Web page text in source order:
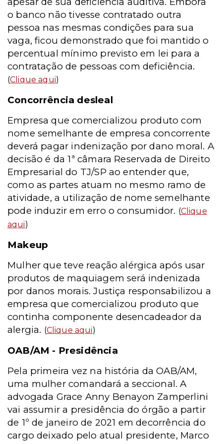
o banco não tivesse contratado outra
pessoa nas mesmas condições para sua
vaga, ficou demonstrado que foi mantido o
percentual mínimo previsto em lei para a
contratação de pessoas com deficiência.
(Clique aqui)
Concorrência desleal
Empresa que comercializou produto com
nome semelhante de empresa concorrente
deverá pagar indenização por dano moral. A
decisão é da 1ª câmara Reservada de Direito
Empresarial do TJ/SP ao entender que,
como as partes atuam no mesmo ramo de
atividade, a utilização de nome semelhante
pode induzir em erro o consumidor. (Clique
aqui)
Makeup
Mulher que teve reação alérgica após usar
produtos de maquiagem será indenizada
por danos morais. Justiça responsabilizou a
empresa que comercializou produto que
continha componente desencadeador da
alergia. (Clique aqui)
OAB/AM - Presidência
Pela primeira vez na história da OAB/AM,
uma mulher comandará a seccional. A
advogada Grace Anny Benayon Zamperlini
vai assumir a presidência do órgão a partir
de 1º de janeiro de 2021 em decorrência do
cargo deixado pelo atual presidente, Marco